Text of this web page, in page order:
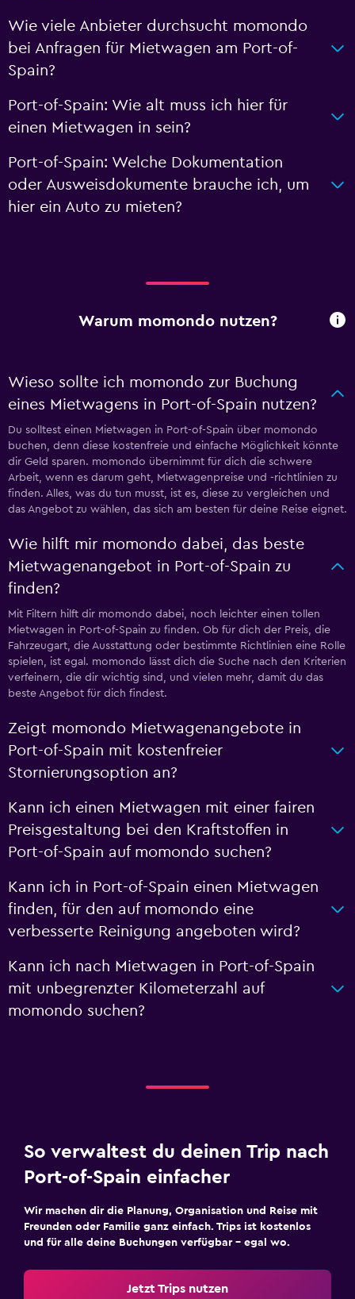
Wie viele Anbieter durchsucht momondo
bei Anfragen für Mietwagen am Port-of-
Spain?
Port-of-Spain: Wie alt muss ich hier für
einen Mietwagen in sein?
Port-of-Spain: Welche Dokumentation
oder Ausweisdokumente brauche ich, um
hier ein Auto zu mieten?
Warum momondo nutzen?
Wieso sollte ich momondo zur Buchung
eines Mietwagens in Port-of-Spain nutzen?
Du solltest einen Mietwagen in Port-of-Spain über momondo
buchen, denn diese kostenfreie und einfache Möglichkeit könnte
dir Geld sparen. momondo übernimmt für dich die schwere
Arbeit, wenn es darum geht, Mietwagenpreise und -richtlinien zu
finden. Alles, was du tun musst, ist es, diese zu vergleichen und
das Angebot zu wählen, das sich am besten für deine Reise eignet.
Wie hilft mir momondo dabei, das beste
Mietwagenangebot in Port-of-Spain zu
finden?
Mit Filtern hilft dir momondo dabei, noch leichter einen tollen
Mietwagen in Port-of-Spain zu finden. Ob für dich der Preis, die
Fahrzeugart, die Ausstattung oder bestimmte Richtlinien eine Rolle
spielen, ist egal. momondo lässt dich die Suche nach den Kriterien
verfeinern, die dir wichtig sind, und vielen mehr, damit du das
beste Angebot für dich findest.
Zeigt momondo Mietwagenangebote in
Port-of-Spain mit kostenfreier
Stornierungsoption an?
Kann ich einen Mietwagen mit einer fairen
Preisgestaltung bei den Kraftstoffen in
Port-of-Spain auf momondo suchen?
Kann ich in Port-of-Spain einen Mietwagen
finden, für den auf momondo eine
verbesserte Reinigung angeboten wird?
Kann ich nach Mietwagen in Port-of-Spain
mit unbegrenzter Kilometerzahl auf
momondo suchen?
So verwaltest du deinen Trip nach
Port-of-Spain einfacher
Wir machen dir die Planung, Organisation und Reise mit
Freunden oder Familie ganz einfach. Trips ist kostenlos
und für alle deine Buchungen verfügbar – egal wo.
Jetzt Trips nutzen